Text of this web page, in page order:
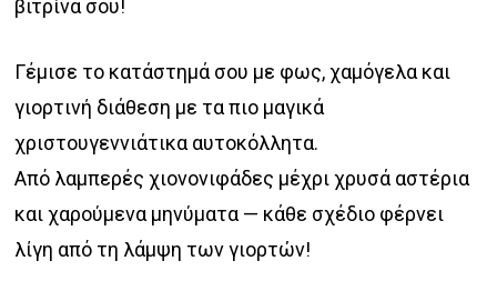
βιτρίνα σου!
Γέμισε το κατάστημά σου με φως, χαμόγελα και
γιορτινή διάθεση με τα πιο μαγικά
χριστουγεννιάτικα αυτοκόλλητα.
Από λαμπερές χιονονιφάδες μέχρι χρυσά αστέρια
και χαρούμενα μηνύματα — κάθε σχέδιο φέρνει
λίγη από τη λάμψη των γιορτών!